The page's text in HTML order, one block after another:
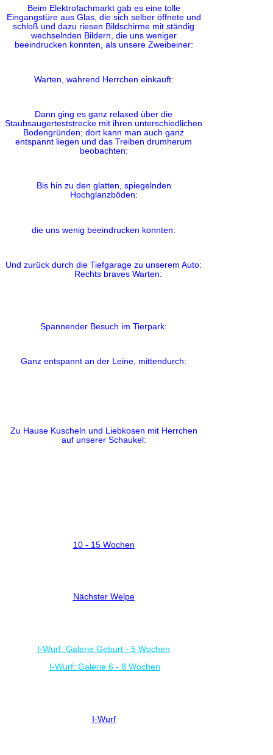
Beim Elektrofachmarkt gab es eine tolle
Eingangstüre aus Glas, die sich selber öffnete und
schloß und dazu riesen Bildschirme mit ständig
wechselnden Bildern, die uns weniger
beeindrucken konnten, als unsere Zweibeiner:
Warten, während Herrchen einkauft:
Dann ging es ganz relaxed über die
Staubsaugerteststrecke mit ihren unterschiedlichen
Bodengründen; dort kann man auch ganz
entspannt liegen und das Treiben drumherum
beobachten:
Bis hin zu den glatten, spiegelnden
Hochglanzböden:
die uns wenig beeindrucken konnten:
Und zurück durch die Tiefgarage zu unserem Auto:
Rechts braves Warten:
Spannender Besuch im Tierpark:
Ganz entspannt an der Leine, mittendurch:
Zu Hause Kuscheln und Liebkosen mit Herrchen
auf unserer Schaukel:
10 - 15 Wochen
Nächster Welpe
I-Wurf: Galerie Geburt - 5 Wochen
I-Wurf: Galerie 6 - 8 Wochen
I-Wurf